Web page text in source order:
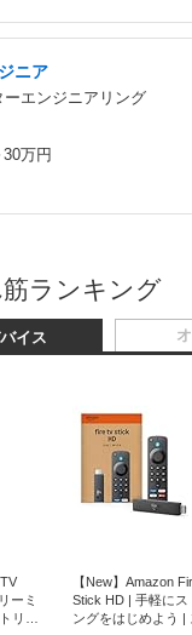
ニア
エンジニアリング
万円
ランキング
イス
ーミ
リー
【New】Amazon
Stick HD | 手軽にス
ングをはじめよう |